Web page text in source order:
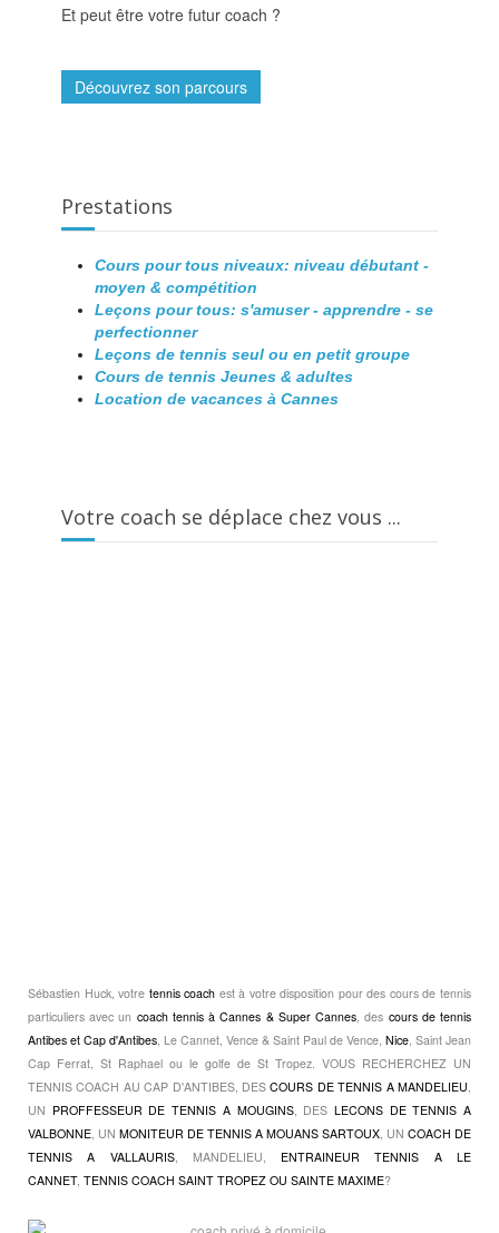
Et peut être votre futur coach ?
Découvrez son parcours
Prestations
Cours pour tous niveaux: niveau débutant -
moyen & compétition
Leçons pour tous: s'amuser - apprendre - se
perfectionner
Leçons de tennis seul ou en petit groupe
Cours de tennis Jeunes & adultes
Location de vacances à Cannes
Votre coach se déplace chez vous ...
Sébastien Huck, votre tennis coach est à votre disposition pour des cours de tennis
particuliers avec un coach tennis à Cannes & Super Cannes, des cours de tennis
Antibes et Cap d'Antibes, Le Cannet, Vence & Saint Paul de Vence, Nice, Saint Jean
Cap Ferrat, St Raphael ou le golfe de St Tropez. VOUS RECHERCHEZ UN
TENNIS COACH AU CAP D'ANTIBES, DESCOURS DE TENNIS A MANDELIEU,
UN PROFFESSEUR DE TENNIS A MOUGINS, DES LECONS DE TENNIS A
VALBONNE, UN MONITEUR DE TENNIS A MOUANS SARTOUX, UN COACH DE
TENNIS A VALLAURIS, MANDELIEU, ENTRAINEUR TENNIS A LE
CANNET, TENNIS COACH SAINT TROPEZ OU SAINTE MAXIME?